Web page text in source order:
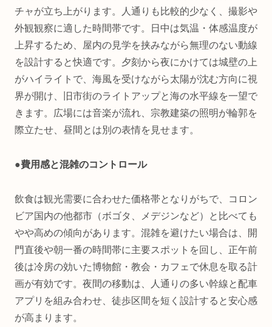
チャが立ち上がります。人通りも比較的少なく、撮影や
外観観察に適した時間帯です。日中は気温・体感温度が
上昇するため、屋内の見学を挟みながら無理のない動線
を設計すると快適です。夕刻から夜にかけては城壁の上
がハイライトで、海風を受けながら太陽が沈む方向に視
界が開け、旧市街のライトアップと海の水平線を一望で
きます。広場には音楽が流れ、宗教建築の照明が輪郭を
際立たせ、昼間とは別の表情を見せます。
●費用感と混雑のコントロール
飲食は観光需要に合わせた価格帯となりがちで、コロン
ビア国内の他都市（ボゴタ、メデジンなど）と比べても
やや高めの傾向があります。混雑を避けたい場合は、開
門直後や朝一番の時間帯に主要スポットを回し、正午前
後は冷房の効いた博物館・教会・カフェで休息を取る計
画が有効です。夜間の移動は、人通りの多い幹線と配車
アプリを組み合わせ、徒歩区間を短く設計すると安心感
が高まります。